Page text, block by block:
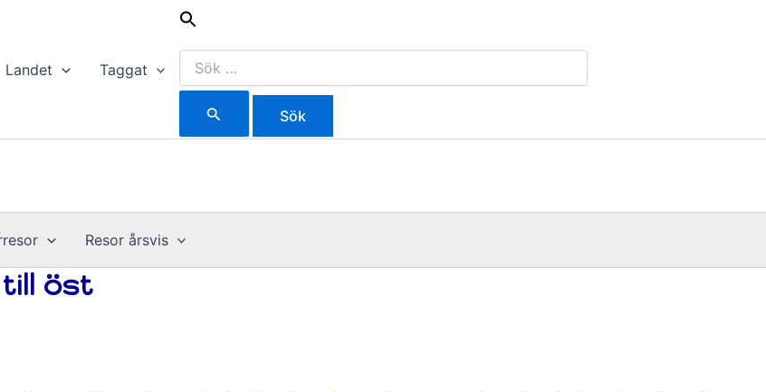
Landet Taggat
Sök
efter:
Resor årsvis
öst